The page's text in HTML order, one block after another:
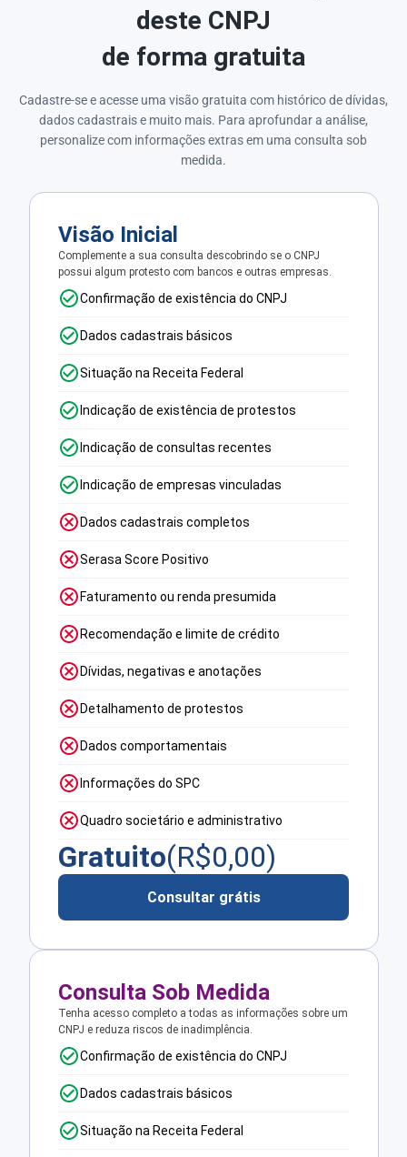
deste CNPJ
de forma gratuita
Cadastre-se e acesse uma visão gratuita com histórico de dívidas,
dados cadastrais e muito mais. Para aprofundar a análise,
personalize com informações extras em uma consulta sob
medida.
Visão Inicial
Complemente a sua consulta descobrindo se o CNPJ
possui algum protesto com bancos e outras empresas.
Confirmação de existência do CNPJ
Dados cadastrais básicos
Situação na Receita Federal
Indicação de existência de protestos
Indicação de consultas recentes
Indicação de empresas vinculadas
Dados cadastrais completos
Serasa Score Positivo
Faturamento ou renda presumida
Recomendação e limite de crédito
Dívidas, negativas e anotações
Detalhamento de protestos
Dados comportamentais
Informações do SPC
Quadro societário e administrativo
Gratuito(R$0,00)
Consultar grátis
Consulta Sob Medida
Tenha acesso completo a todas as informações sobre um
CNPJ e reduza riscos de inadimplência.
Confirmação de existência do CNPJ
Dados cadastrais básicos
Situação na Receita Federal